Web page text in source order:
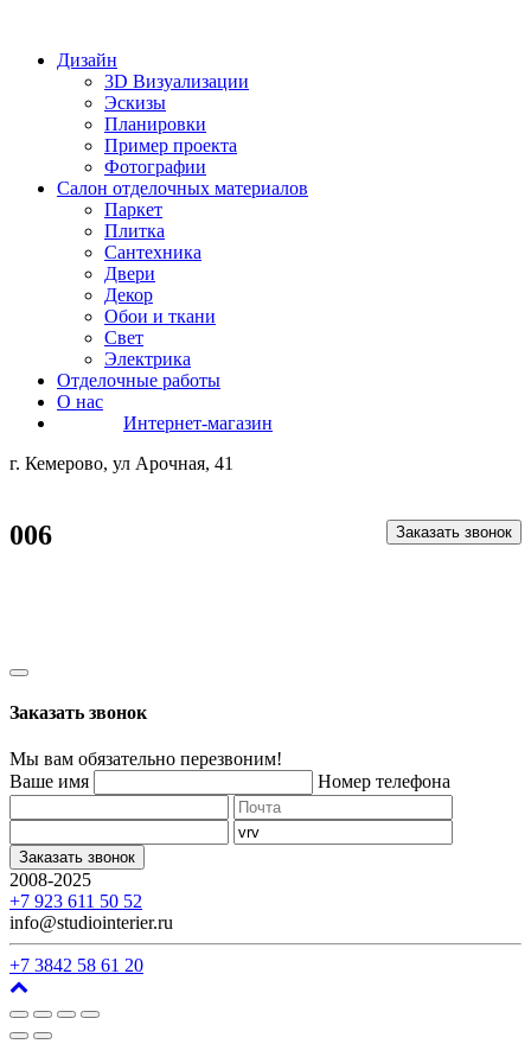
Дизайн
3D Визуализации
Эскизы
Планировки
Пример проекта
Фотографии
Салон отделочных материалов
Паркет
Плитка
Сантехника
Двери
Декор
Обои и ткани
Свет
Электрика
Отделочные работы
О нас
Интернет-магазин
г. Кемерово, ул Арочная, 41
006 Заказать звонок
Заказать звонок
Мы вам обязательно перезвоним!
Ваше имя
Номер телефона
Заказать звонок
2008-2025
+7 923 611 50 52
info@studiointerier.ru
+7 3842 58 61 20